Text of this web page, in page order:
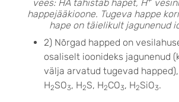
vees: HA tähistab hapet, H
happejääkioone. Tugeva happe
hape on täielikult jagunenud
2) Nõrgad happed on
osaliselt ioonideks jagunenud
välja arvatud tugevad
H2SO3, H2S, H2CO3, H2SiO3.